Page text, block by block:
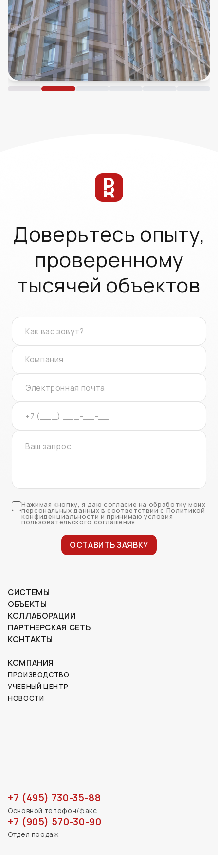
Доверьтесь опыту,
проверенному
тысячей объектов
Нажимая кнопку, я даю согласие на обработку моих
персональных данных в соответствии с Политикой
конфиденциальности и принимаю условия
пользовательского соглашения
ОСТАВИТЬ ЗАЯВКУ
СИСТЕМЫ
ОБЪЕКТЫ
КОЛЛАБОРАЦИИ
ПАРТНЕРСКАЯ СЕТЬ
КОНТАКТЫ
КОМПАНИЯ
ПРОИЗВОДСТВО
УЧЕБНЫЙ ЦЕНТР
НОВОСТИ
+7 (495) 730-35-88
Основной телефон/факс
+7 (905) 570-30-90
Отдел продаж